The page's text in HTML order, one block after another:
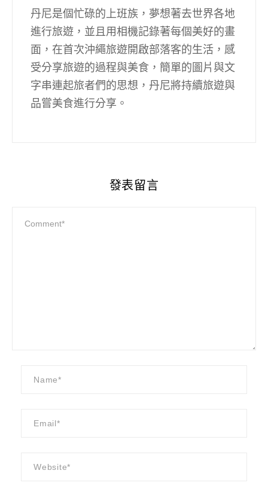
丹尼是個忙碌的上班族，夢想著去世界各地
進行旅遊，並且用相機記錄著每個美好的畫
面，在首次沖繩旅遊開啟部落客的生活，感
受分享旅遊的過程與美食，簡單的圖片與文
字串連起旅者們的思想，丹尼將持續旅遊與
品嘗美食進行分享。
發表留言